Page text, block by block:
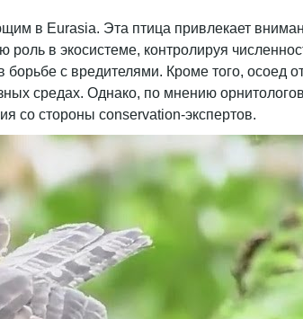
в Eurasia. Эта птица привлекает
в экосистеме, контролируя
с вредителями. Кроме того, осоед
средах. Однако, по мнению
со стороны conservation-экспертов.